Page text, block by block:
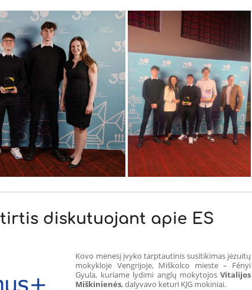
diskutuojant apie ES
Kovo mėnesį įvyko tarptautinis susitikimas jėzuitų
mokykloje Vengrijoje, Miškolco mieste – Fényi
Gyula, kuriame lydimi anglų mokytojosVitalijos
Miškinienės, dalyvavo keturi KJG mokiniai.